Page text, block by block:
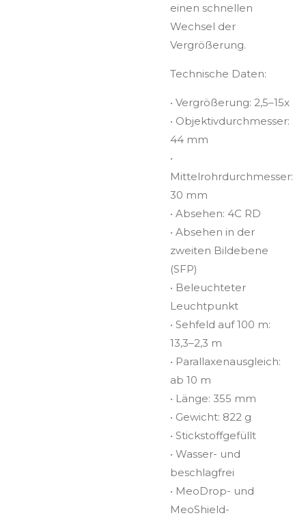
einen schnellen
Wechsel der
Vergrößerung.
Technische Daten:
• Vergrößerung: 2,5–15x
• Objektivdurchmesser:
44 mm
•
Mittelrohrdurchmesser:
30 mm
• Absehen: 4C RD
• Absehen in der
zweiten Bildebene
(SFP)
• Beleuchteter
Leuchtpunkt
• Sehfeld auf 100 m:
13,3–2,3 m
• Parallaxenausgleich:
ab 10 m
• Länge: 355 mm
• Gewicht: 822 g
• Stickstoffgefüllt
• Wasser- und
beschlagfrei
• MeoDrop- und
MeoShield-